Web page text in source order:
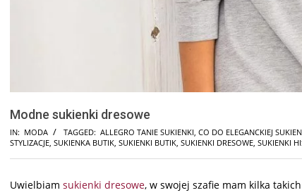
Modne sukienki dresowe
IN: MODA TAGGED: ALLEGRO TANIE SUKIENKI, CO DO ELEGANCKIEJ
STYLIZACJE, SUKIENKA BUTIK, SUKIENKI BUTIK, SUKIENKI DRESOWE, SUKIENKI
Uwielbiam sukienki dresowe, w swojej szafie mam kilka